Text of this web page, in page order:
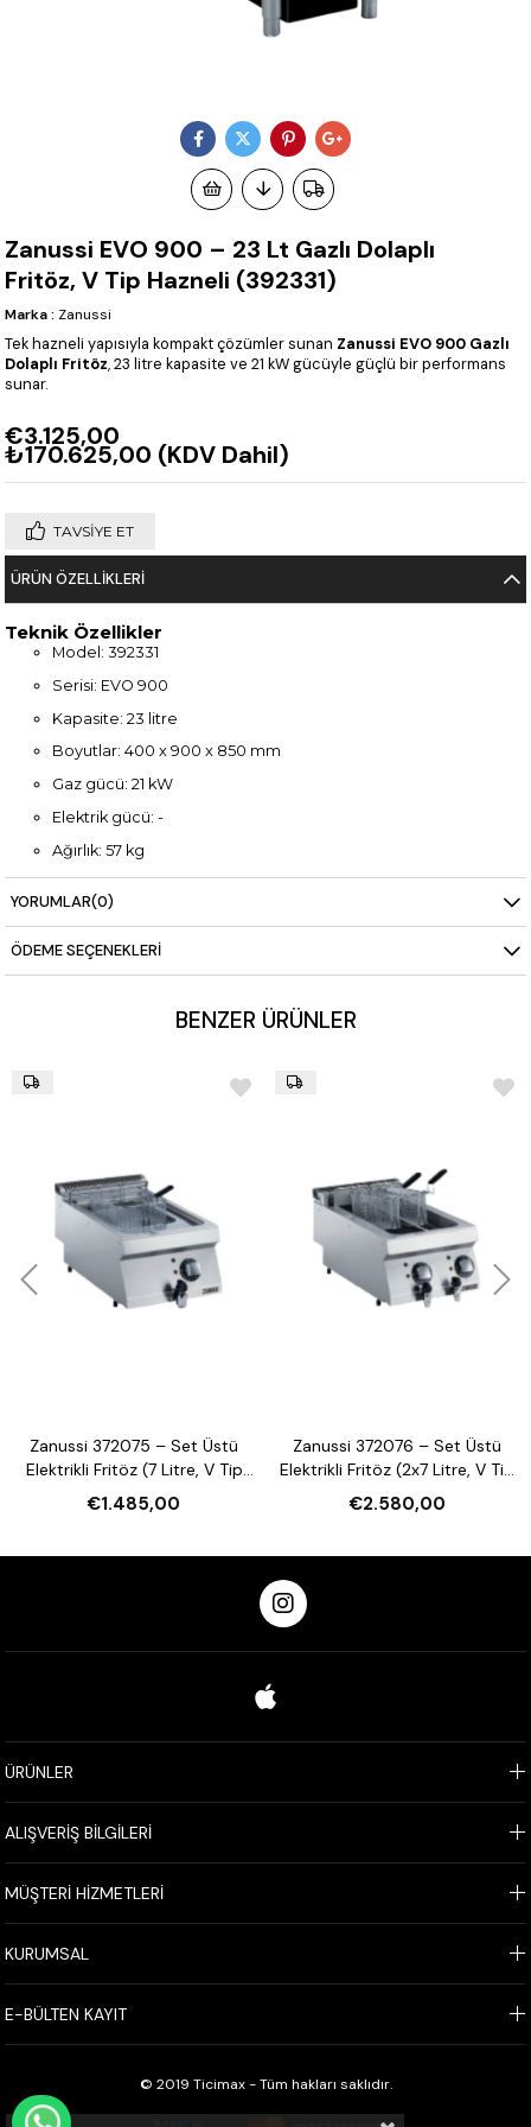
Zanussi EVO 900 – 23 Lt Gazlı Dolaplı
Fritöz, V Tip Hazneli (392331)
Marka : Zanussi
Tek hazneli yapısıyla kompakt çözümler sunan Zanussi EVO 900 Gazlı
Dolaplı Fritöz, 23 litre kapasite ve 21 kW gücüyle güçlü bir performans
sunar.
€3.125,00
₺170.625,00 (KDV Dahil)
TAVSIYE ET
ÜRÜN ÖZELLIKLERI
Teknik Özellikler
Model: 392331
Serisi: EVO 900
Kapasite: 23 litre
Boyutlar: 400 x 900 x 850 mm
Gaz gücü: 21 kW
Elektrik gücü: -
Ağırlık: 57 kg
YORUMLAR(0)
ÖDEME SEÇENEKLERI
BENZER ÜRÜNLER
Zanussi 372075 – Set Üstü
Elektrikli Fritöz (7 Litre, V Tip
Hazneli)
€1.485,00
Zanussi 372076 – Set Üstü
Elektrikli Fritöz (2x7 Litre, V Tip
Hazneli)
€2.580,00
ÜRÜNLER
ALIŞVERİŞ BİLGİLERİ
MÜŞTERİ HİZMETLERİ
KURUMSAL
E-BÜLTEN KAYIT
© 2019 Ticimax - Tüm hakları saklıdır.